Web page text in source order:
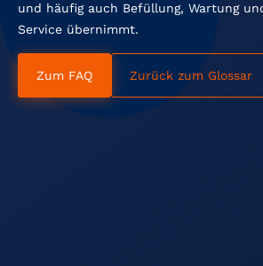
und häufig auch Befüllung, Wartung
Service übernimmt.
Zum FAQ Zurück zum Glossar